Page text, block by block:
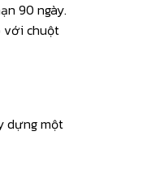
90 ngày.
với chuột
dựng một